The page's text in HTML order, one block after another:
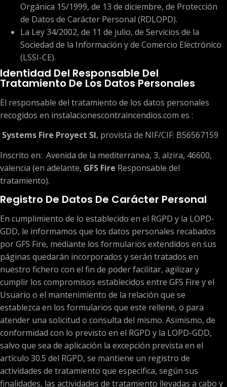
Orgánica 15/1999, de 13 de diciembre, de Protección
de Datos de Carácter Personal (RDLOPD).
La Ley 34/2002, de 11 de julio, de Servicios de la
Sociedad de la Información y de Comercio Electrónico
(LSSI-CE).
Identidad Del Responsable Del
Tratamiento De Los Datos Personales
El responsable del tratamiento de los datos personales
recogidos en instalacionescontraincendios.com es :
Systems Fire Proyect Sl, provista de NIF/CIF: B56567159
Inscrito en: Avenida de la mediterranea, 3, alzira, 46600,
valencia (en adelante, GFS Fire Responsable del
tratamiento).
Registro De Datos De Carácter Personal
En cumplimiento de lo establecido en el RGPD y la LOPD-
GDD, le informamos que los datos personales recabados
por GFS Fire, mediante los formularios extendidos en sus
páginas quedarán incorporados y serán tratados en
nuestro fichero con el fin de poder facilitar, agilizar y
cumplir los compromisos establecidos entre GFS Fire y el
Usuario o el mantenimiento de la relación que se
establezca en los formularios que este rellene, o para
atender una solicitud o consulta del mismo. Asimismo, de
conformidad con lo previsto en el RGPD y la LOPD-GDD,
salvo que sea de aplicación la excepción prevista en el
artículo 30.5 del RGPD, se mantiene un registro de
actividades de tratamiento que especifica, según sus
finalidades, las actividades de tratamiento llevadas a cabo y